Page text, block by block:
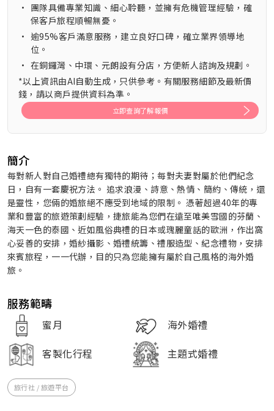
• 團隊具備專業知識、細心聆聽，並擁有危機管理經驗，確
保客戶旅程順暢無憂。
• 逾95%客戶滿意服務，建立良好口碑，確立業界領導地
位。
• 在銅鑼灣、中環、元朗設有分店，方便新人諮詢及規劃。
*以上資訊由AI自動生成，只供參考。有關服務細節及最新價
錢，請以商戶提供資料為準。
立即查詢了解報價
簡介
每對新人對自己婚禮總有獨特的期待；每對夫妻對屬於他們紀念
日，自有一套慶祝方法。 追求浪漫、詩意、熱情、簡約、傳統，還
是靈性，您倆的婚旅絕不應受到地域的限制。 憑著超過40年的專
業和豐富的旅遊策劃經驗，捷旅能為您們在遠至唯美雪國的芬蘭、
海天一色的泰國、近如風俗典禮的日本或瑰麗童話的歐洲，作出窩
心妥善的安排，婚紗攝影、婚禮統籌、禮服造型、紀念禮物，安排
來賓旅程，一一代辦，目的只為您能擁有屬於自己風格的海外婚
旅。
服務範疇
蜜月
海外婚禮
客製化行程
主題式婚禮
旅行社 / 旅遊平台